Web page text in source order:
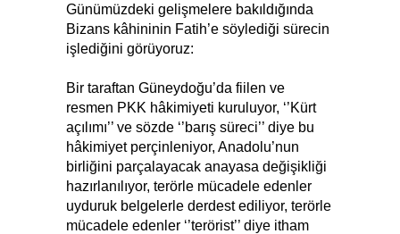
Günümüzdeki gelişmelere bakıldığında
Bizans kâhininin Fatih’e söylediği sürecin
işlediğini görüyoruz:
Bir taraftan Güneydoğu’da fiilen ve
resmen PKK hâkimiyeti kuruluyor, ‘’Kürt
açılımı’’ ve sözde ‘’barış süreci’’ diye bu
hâkimiyet perçinleniyor, Anadolu’nun
birliğini parçalayacak anayasa değişikliği
hazırlanılıyor, terörle mücadele edenler
uyduruk belgelerle derdest ediliyor, terörle
mücadele edenler ‘’terörist’’ diye itham